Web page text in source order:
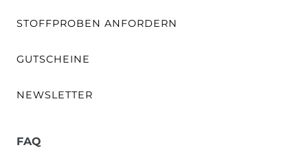
STOFFPROBEN ANFORDERN
GUTSCHEINE
NEWSLETTER
FAQ